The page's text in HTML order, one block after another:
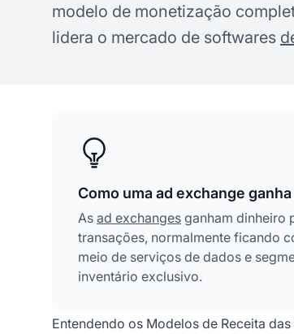
modelo de monetização
lidera o mercado de softwares
Como uma ad exchange
As ad exchanges ganham dinheiro
transações, normalmente ficando
meio de serviços de dados e
inventário exclusivo.
Entendendo os Modelos de Receita